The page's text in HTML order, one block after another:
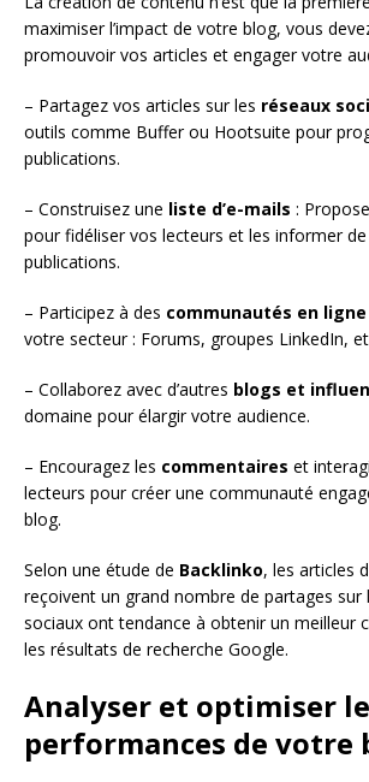
maximiser l’impact de votre blog, vous
promouvoir vos articles et engager votre
– Partagez vos articles sur les réseaux
outils comme Buffer ou Hootsuite pour
publications.
– Construisez une liste d’e-mails :
pour fidéliser vos lecteurs et les informer
publications.
– Participez à des communautés en ligne
votre secteur : Forums, groupes LinkedIn,
– Collaborez avec d’autres blogs et
domaine pour élargir votre audience.
– Encouragez les commentaires et
lecteurs pour créer une communauté
blog.
Selon une étude de Backlinko, les articles
reçoivent un grand nombre de partages sur
sociaux ont tendance à obtenir un meilleur
les résultats de recherche Google.
Analyser et optimiser
performances de votre